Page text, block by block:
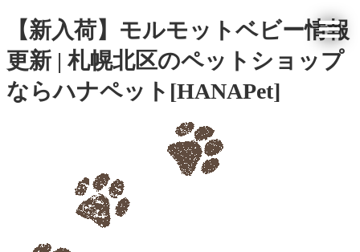
【新入荷】モルモットベビー情報
更新 | 札幌北区のペットショップ
ならハナペット[HANAPet]